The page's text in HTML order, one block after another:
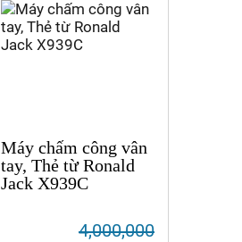
Máy chấm công vân
tay, Thẻ từ Ronald
Jack X939C
4,000,000